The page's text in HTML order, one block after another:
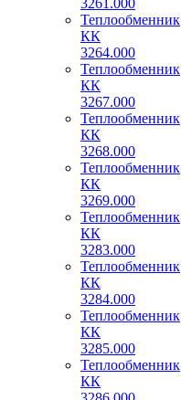
3261.000
Теплообменник
КК
3264.000
Теплообменник
КК
3267.000
Теплообменник
КК
3268.000
Теплообменник
КК
3269.000
Теплообменник
КК
3283.000
Теплообменник
КК
3284.000
Теплообменник
КК
3285.000
Теплообменник
КК